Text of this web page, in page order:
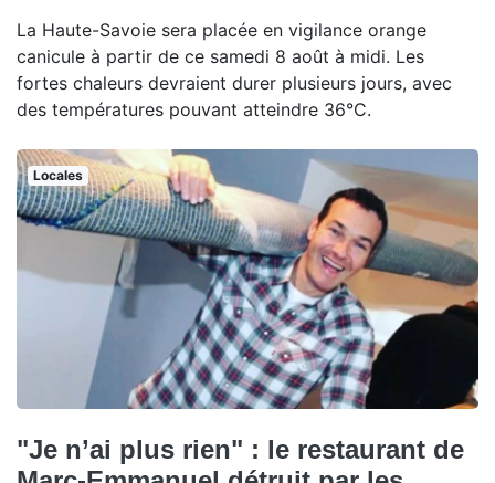
La Haute-Savoie sera placée en vigilance orange
canicule à partir de ce samedi 8 août à midi. Les
fortes chaleurs devraient durer plusieurs jours, avec
des températures pouvant atteindre 36°C.
Locales
"Je n’ai plus rien" : le restaurant de